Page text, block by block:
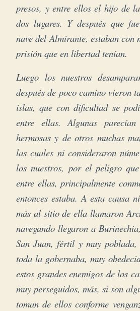
presos, y entre ellos el hijo de
dos lugares. Y después que
nave del Almirante, estaban con
prisión que en libertad tenían.
Luego los nuestros
después de poco camino vieron
islas, que con dificultad se
entre ellas.
Algunas
hermosas y de otros muchas
las cuales ni consideraron
los nuestros, por el peligro
entre ellas, principalmente
entonces estaba. A esta causa
más al sitio de ella llamaron
navegando llegaron a
San Juan, fértil y muy
toda la gobernaba, muy
estos grandes enemigos de los
muy perseguidos, más, si son
toman de ellos conforme